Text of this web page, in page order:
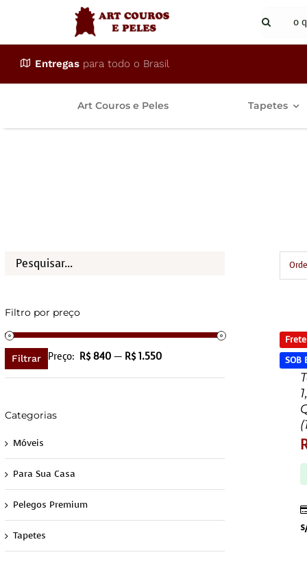
conteúdo
Buscar
Entregas para todo o Brasil
Art Couros e Peles Tapetes
SOB
Filtro por preço
Filtrar Preço: R$ 840— R$ 1.550
Categorias
Móveis
Para Sua Casa
Pelegos Premium
Tapetes